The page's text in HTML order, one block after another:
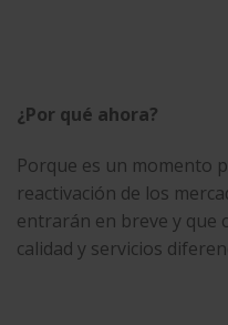
¿Por qué ahora?
Porque es un momento
reactivación de los
entrarán en breve y que
calidad y servicios